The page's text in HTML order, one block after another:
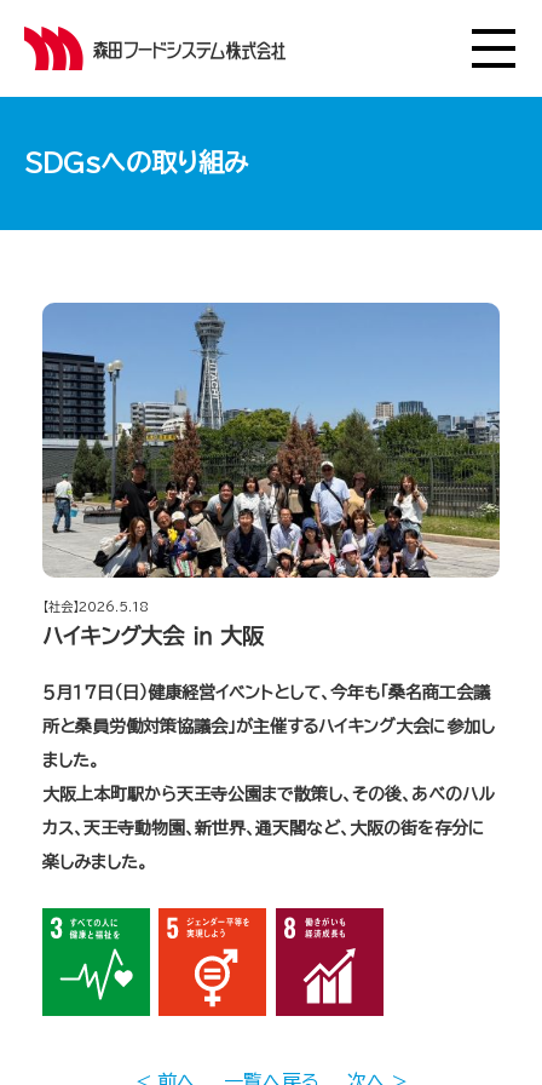
SDGsへの取り組み
【社会】2026.5.18
ハイキング大会 ㏌ 大阪
５月１7日（日）健康経営イベントとして、今年も「桑名商工会議
所と桑員労働対策協議会」が主催するハイキング大会に参加し
ました。
大阪上本町駅から天王寺公園まで散策し、その後、あべのハル
カス、天王寺動物園、新世界、通天閣など、大阪の街を存分に
楽しみました。
< 前へ 一覧へ戻る 次へ >